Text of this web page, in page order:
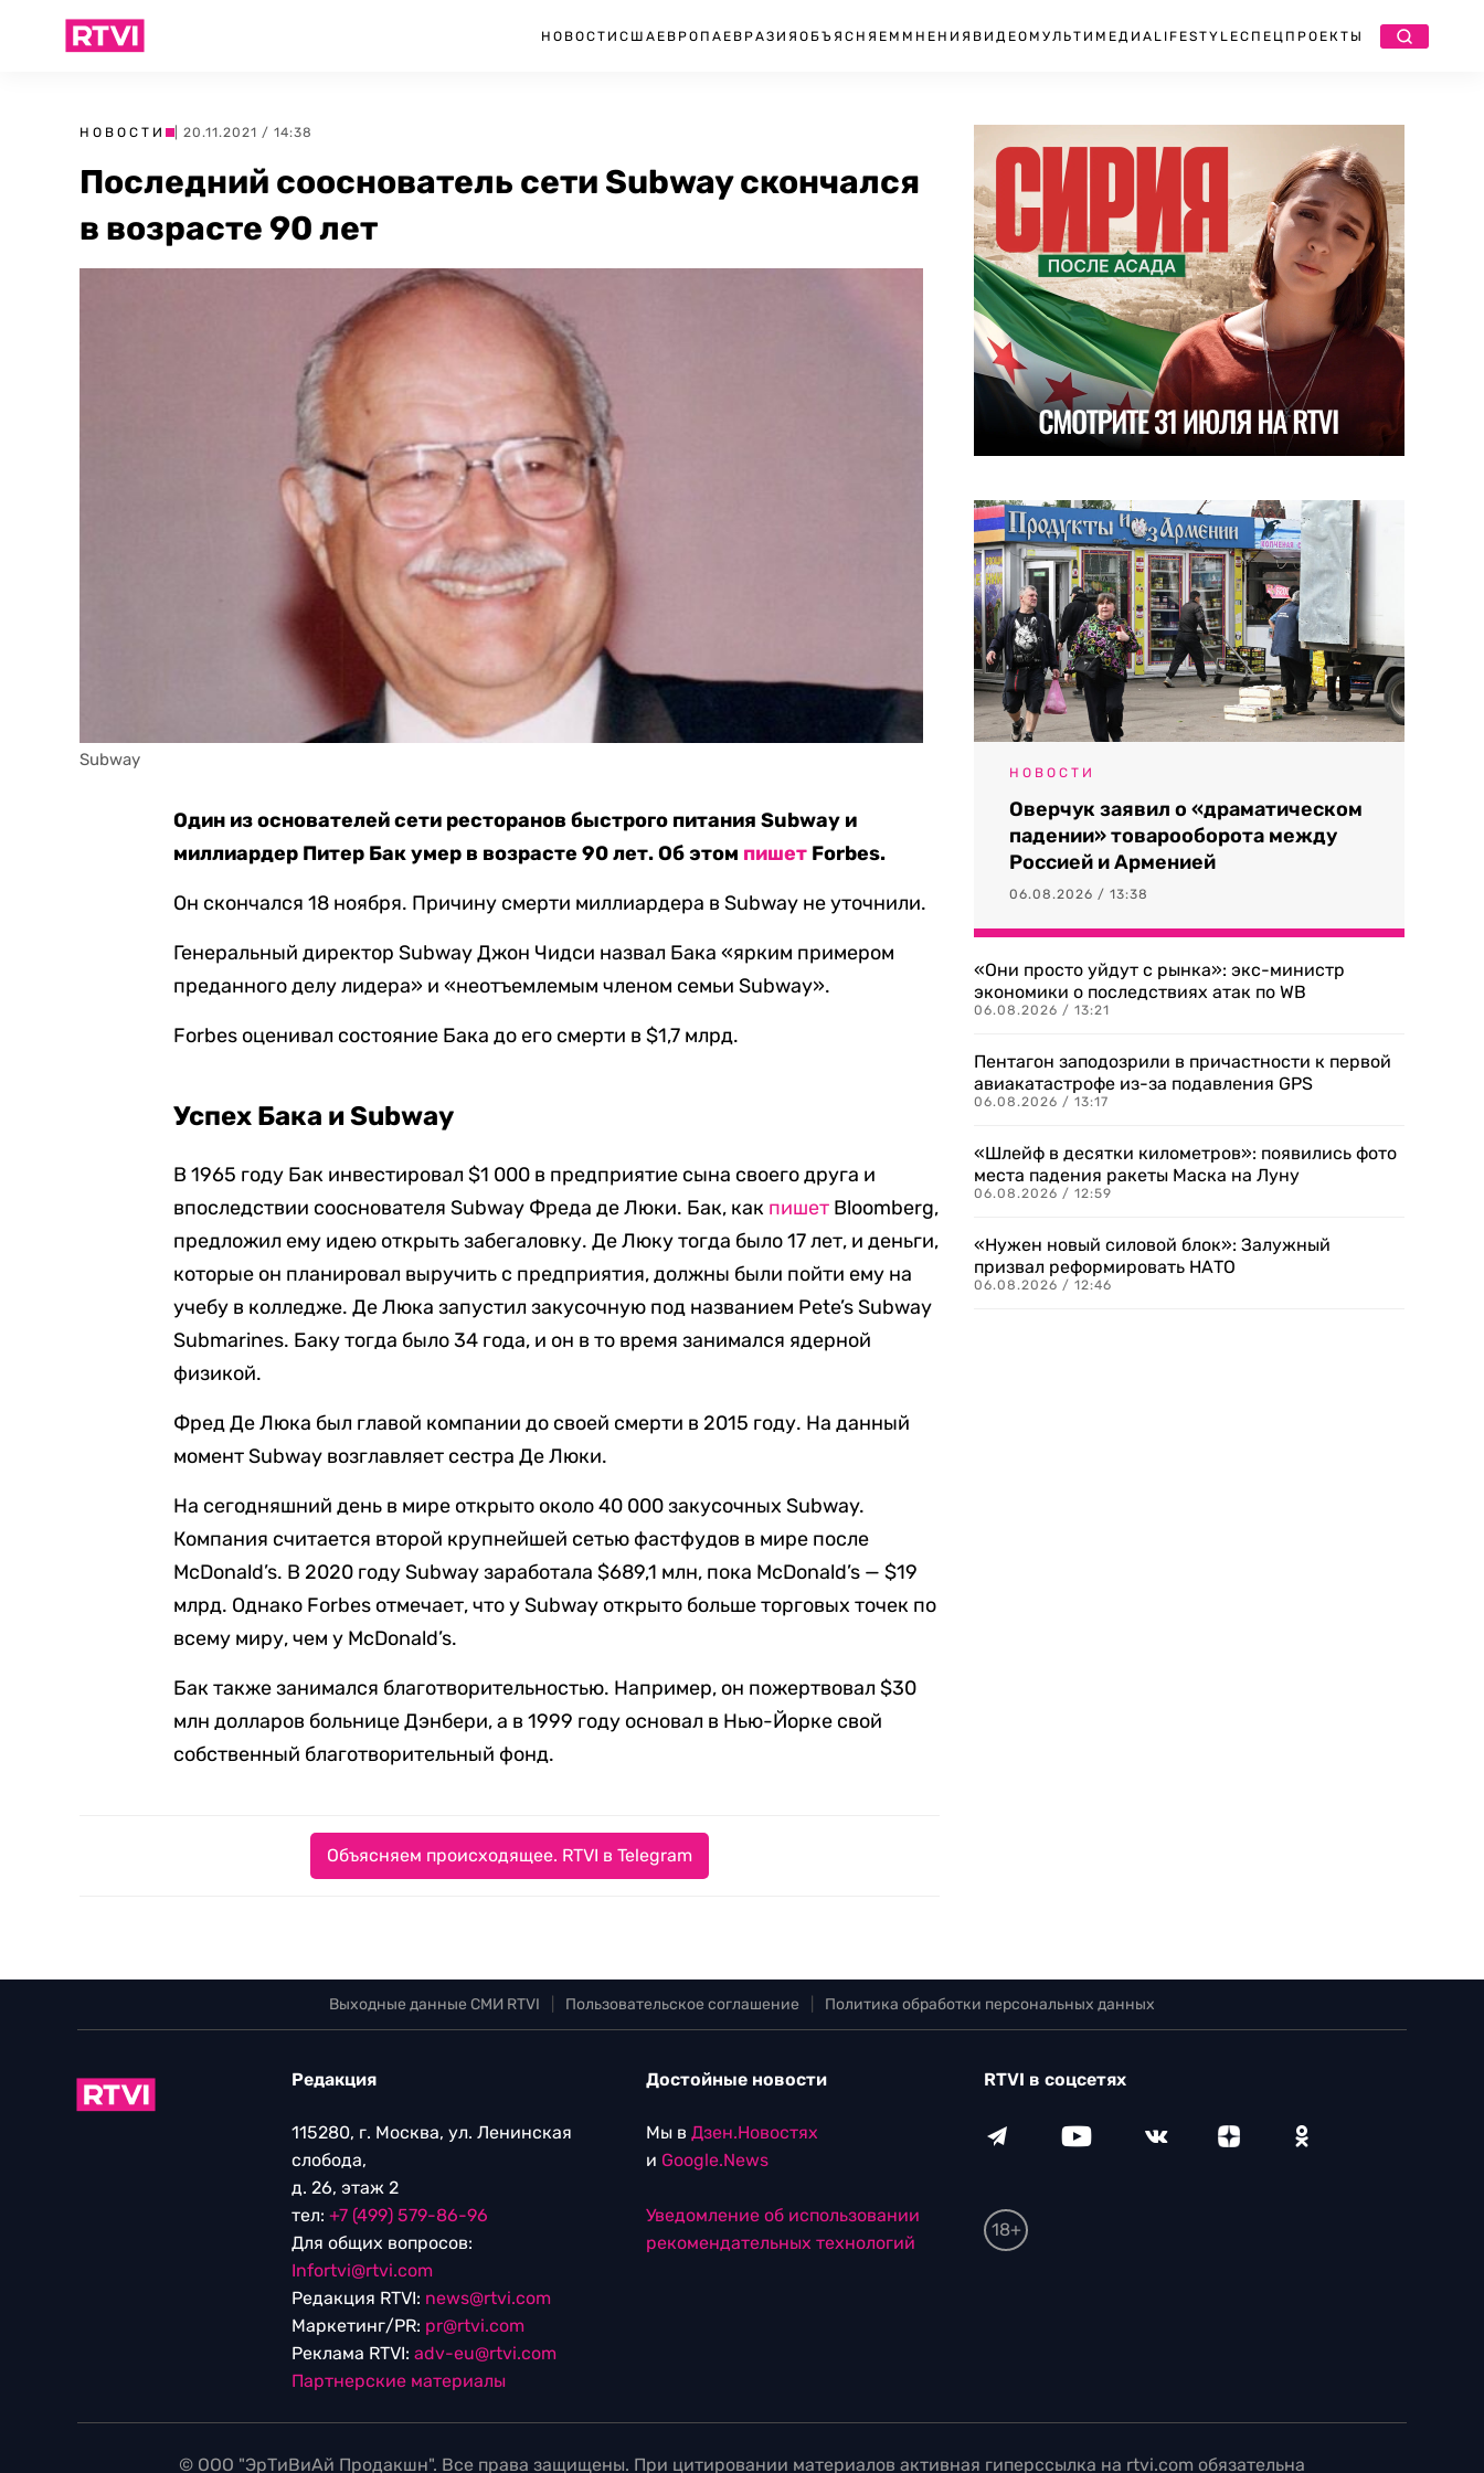
НОВОСТИ США ЕВРОПА ЕВРАЗИЯ ОБЪЯСНЯЕМ МНЕНИЯ ВИДЕО МУЛЬТИМЕДИА LIFESTYLEСПЕЦПРОЕКТЫ
НОВОСТИ | 20.11.2021 / 14:38
Последний сооснователь сети Subway скончался
в возрасте 90 лет
Subway
Один из основателей сети ресторанов быстрого питания Subway и
миллиардер Питер Бак умер в возрасте 90 лет. Об этом пишет Forbes.
Он скончался 18 ноября. Причину смерти миллиардера в Subway не уточнили.
Генеральный директор Subway Джон Чидси назвал Бака «ярким примером
преданного делу лидера» и «неотъемлемым членом семьи Subway».
Forbes оценивал состояние Бака до его смерти в $1,7 млрд.
Успех Бака и Subway
В 1965 году Бак инвестировал $1 000 в предприятие сына своего друга и
впоследствии сооснователя Subway Фреда де Люки. Бак, как пишет Bloomberg,
предложил ему идею открыть забегаловку. Де Люку тогда было 17 лет, и деньги,
которые он планировал выручить с предприятия, должны были пойти ему на
учебу в колледже. Де Люка запустил закусочную под названием Pete’s Subway
Submarines. Баку тогда было 34 года, и он в то время занимался ядерной
физикой.
Фред Де Люка был главой компании до своей смерти в 2015 году. На данный
момент Subway возглавляет сестра Де Люки.
На сегодняшний день в мире открыто около 40 000 закусочных Subway.
Компания считается второй крупнейшей сетью фастфудов в мире после
McDonald’s. В 2020 году Subway заработала $689,1 млн, пока McDonald’s — $19
млрд. Однако Forbes отмечает, что у Subway открыто больше торговых точек по
всему миру, чем у McDonald’s.
Бак также занимался благотворительностью. Например, он пожертвовал $30
млн долларов больнице Дэнбери, а в 1999 году основал в Нью-Йорке свой
собственный благотворительный фонд.
Объясняем происходящее. RTVI в Telegram
НОВОСТИ
Оверчук заявил о «драматическом
падении» товарооборота между
Россией и Арменией
06.08.2026 / 13:38
«Они просто уйдут с рынка»: экс-министр
экономики о последствиях атак по WB
06.08.2026 / 13:21
Пентагон заподозрили в причастности к первой
авиакатастрофе из-за подавления GPS
06.08.2026 / 13:17
«Шлейф в десятки километров»: появились фото
места падения ракеты Маска на Луну
06.08.2026 / 12:59
«Нужен новый силовой блок»: Залужный
призвал реформировать НАТО
06.08.2026 / 12:46
Выходные данные СМИ RTVI Пользовательское соглашение Политика обработки персональных данных
Редакция
115280, г. Москва, ул. Ленинская
слобода,
д. 26, этаж 2
тел: +7 (499) 579-86-96
Для общих вопросов:
Infortvi@rtvi.com
Редакция RTVI: news@rtvi.com
Маркетинг/PR: pr@rtvi.com
Реклама RTVI: adv-eu@rtvi.com
Партнерские материалы
Достойные новости
Мы в Дзен.Новостях
и Google.News
Уведомление об использовании
рекомендательных технологий
RTVI в соцсетях
18+
© ООО "ЭрТиВиАй Продакшн". Все права защищены. При цитировании материалов активная гиперссылка на rtvi.com обязательна